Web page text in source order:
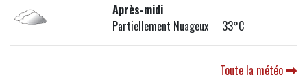
Après-midi
Partiellement Nuageux 33°C
Toute la météo